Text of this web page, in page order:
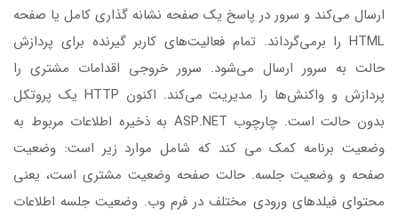
ارسال می‌کند و سرور در پاسخ یک صفحه نشانه گذاری کامل یا صفحه
HTML را برمی‌گرداند. تمام فعالیت‌های کاربر گیرنده برای پردازش
حالت به سرور ارسال می‌شود. سرور خروجی اقدامات مشتری را
پردازش و واکنش‌ها را مدیریت می‌کند. اکنون HTTP یک پروتکل
بدون حالت است. چارچوب ASP.NET به ذخیره اطلاعات مربوط به
وضعیت برنامه کمک می کند که شامل موارد زیر است: وضعیت
صفحه و وضعیت جلسه. حالت صفحه وضعیت مشتری است، یعنی
محتوای فیلدهای ورودی مختلف در فرم وب. وضعیت جلسه اطلاعات